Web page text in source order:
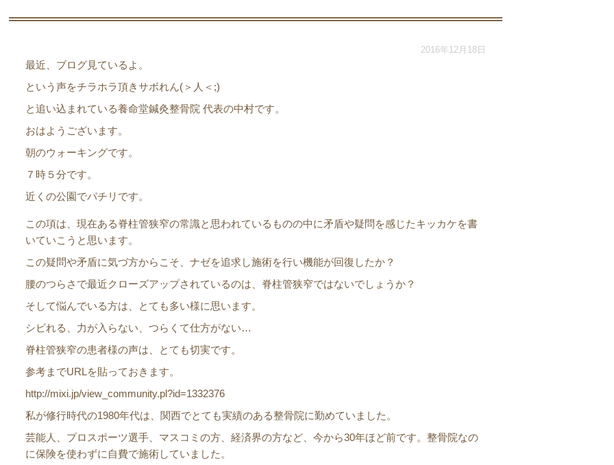
2016年12月18日
最近、ブログ見ているよ。
という声をチラホラ頂きサボれん(＞人＜;)
と追い込まれている養命堂鍼灸整骨院 代表の中村です。
おはようございます。
朝のウォーキングです。
７時５分です。
近くの公園でパチリです。
この項は、現在ある脊柱管狭窄の常識と思われているものの中に矛盾や疑問を感じたキッカケを書
いていこうと思います。
この疑問や矛盾に気づ方からこそ、ナゼを追求し施術を行い機能が回復したか？
腰のつらさで最近クローズアップされているのは、脊柱管狭窄ではないでしょうか？
そして悩んでいる方は、とても多い様に思います。
シビれる、力が入らない、つらくて仕方がない…
脊柱管狭窄の患者様の声は、とても切実です。
参考までURLを貼っておきます。
http://mixi.jp/view_community.pl?id=1332376
私が修行時代の1980年代は、関西でとても実績のある整骨院に勤めていました。
芸能人、プロスポーツ選手、マスコミの方、経済界の方など、今から30年ほど前です。整骨院なの
に保険を使わずに自費で施術していました。